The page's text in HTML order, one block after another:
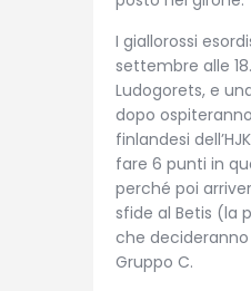
I giallorossi
settembre alle
Ludogorets, e
dopo
finlandesi
fare 6 punti in
perché poi
sfide al Betis (la
che
Gruppo C.